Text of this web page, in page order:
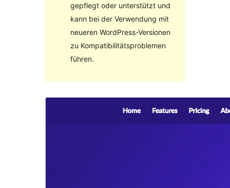
gepflegt oder unterstützt und
kann bei der Verwendung mit
neueren WordPress-Versionen
zu Kompatibilitätsproblemen
führen.